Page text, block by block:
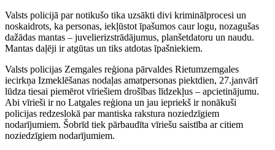
Valsts policijā par notikušo tika uzsākti divi kriminālprocesi un
noskaidrots, ka personas, iekļūstot īpašumos caur logu, nozagušas
dažādas mantas – juvelierizstrādājumus, planšetdatoru un naudu.
Mantas daļēji ir atgūtas un tiks atdotas īpašniekiem.
Valsts policijas Zemgales reģiona pārvaldes Rietumzemgales
iecirkņa Izmeklēšanas nodaļas amatpersonas piektdien, 27.janvārī
lūdza tiesai piemērot vīriešiem drošības līdzekļus – apcietinājumu.
Abi vīrieši ir no Latgales reģiona un jau iepriekš ir nonākuši
policijas redzeslokā par mantiska rakstura noziedzīgiem
nodarījumiem. Šobrīd tiek pārbaudīta vīriešu saistība ar citiem
noziedzīgiem nodarījumiem.